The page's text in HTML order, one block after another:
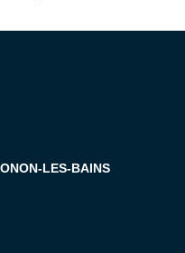
LES-BAINS